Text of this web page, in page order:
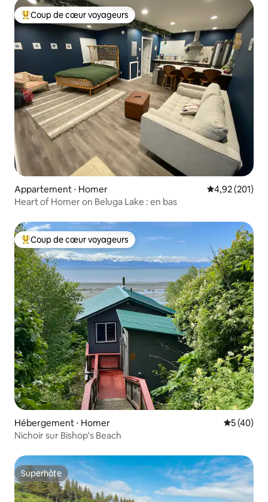
Coups de cœur voyageurs les plus appréciés
Coup de cœur voyageurs
Appartement ⋅ Homer Évaluation
4,92 (201)
Heart of Homer on Beluga Lake : en bas
Coups de cœur voyageurs les plus appréciés
Coup de cœur voyageurs
Hébergement ⋅ Homer
5 (40)
Nichoir sur Bishop's Beach
Superhôte
Superhôte